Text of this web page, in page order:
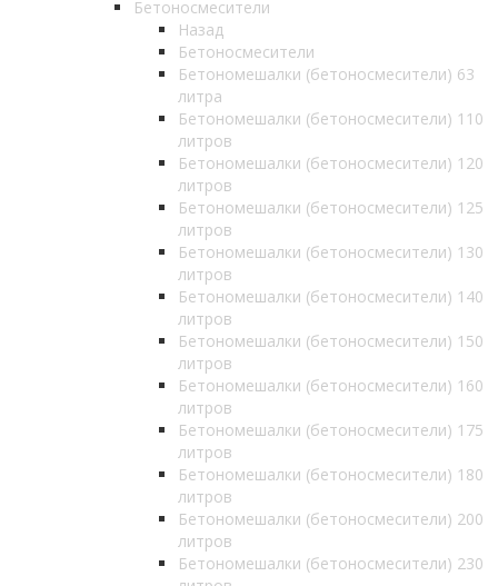
Бетоносмесители
Назад
Бетоносмесители
Бетономешалки (бетоносмесители) 63
литра
Бетономешалки (бетоносмесители) 110
литров
Бетономешалки (бетоносмесители) 120
литров
Бетономешалки (бетоносмесители) 125
литров
Бетономешалки (бетоносмесители) 130
литров
Бетономешалки (бетоносмесители) 140
литров
Бетономешалки (бетоносмесители) 150
литров
Бетономешалки (бетоносмесители) 160
литров
Бетономешалки (бетоносмесители) 175
литров
Бетономешалки (бетоносмесители) 180
литров
Бетономешалки (бетоносмесители) 200
литров
Бетономешалки (бетоносмесители) 230